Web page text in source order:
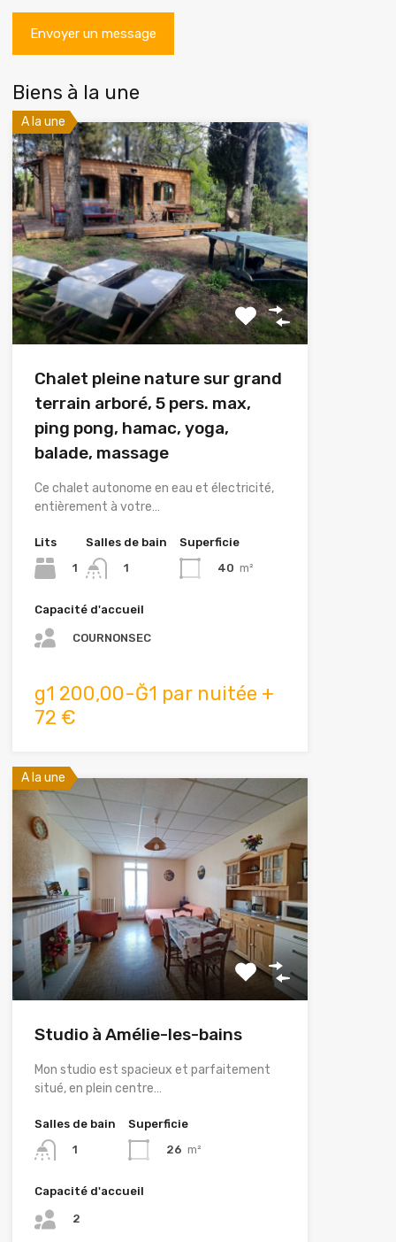
Biens à la une
A la une
Chalet pleine nature sur grand
terrain arboré, 5 pers. max,
ping pong, hamac, yoga,
balade, massage
Ce chalet autonome en eau et électricité,
entièrement à votre…
Lits
1
Salles de bain
1
Superficie
40 m²
Capacité d'accueil
COURNONSEC
g1 200,00-Ğ1 par nuitée +
72 €
A la une
Studio à Amélie-les-bains
Mon studio est spacieux et parfaitement
situé, en plein centre…
Salles de bain
1
Superficie
26 m²
Capacité d'accueil
2